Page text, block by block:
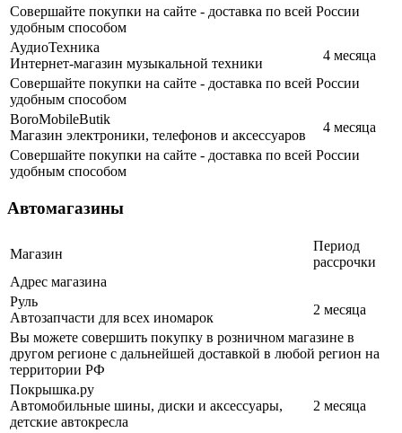
Совершайте покупки на сайте - доставка по всей России
удобным способом
АудиоТехника
Интернет-магазин музыкальной техники
4 месяца
Совершайте покупки на сайте - доставка по всей России
удобным способом
BoroMobileButik
Магазин электроники, телефонов и аксессуаров
4 месяца
Совершайте покупки на сайте - доставка по всей России
удобным способом
Автомагазины
Магазин
Период
рассрочки
Адрес магазина
Руль
Автозапчасти для всех иномарок
2 месяца
Вы можете совершить покупку в розничном магазине в
другом регионе с дальнейшей доставкой в любой регион на
территории РФ
Покрышка.ру
Автомобильные шины, диски и аксессуары,
детские автокресла
2 месяца